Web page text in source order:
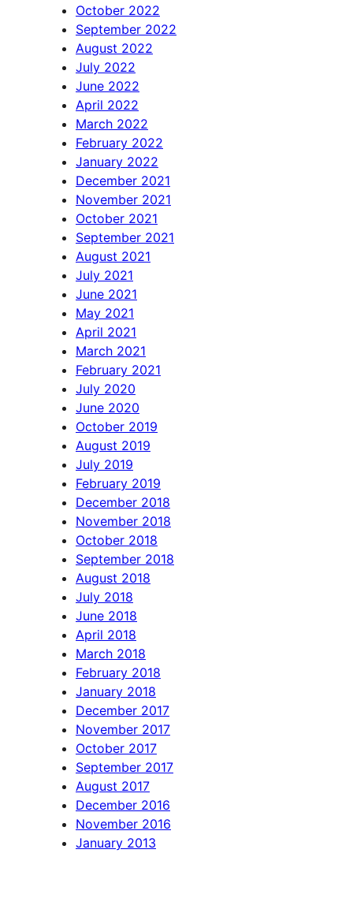
October 2022
September 2022
August 2022
July 2022
June 2022
April 2022
March 2022
February 2022
January 2022
December 2021
November 2021
October 2021
September 2021
August 2021
July 2021
June 2021
May 2021
April 2021
March 2021
February 2021
July 2020
June 2020
October 2019
August 2019
July 2019
February 2019
December 2018
November 2018
October 2018
September 2018
August 2018
July 2018
June 2018
April 2018
March 2018
February 2018
January 2018
December 2017
November 2017
October 2017
September 2017
August 2017
December 2016
November 2016
January 2013